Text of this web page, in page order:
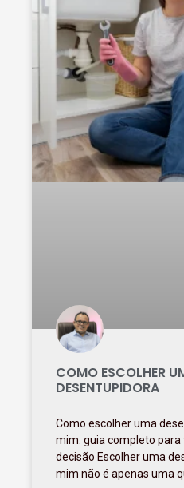
COMO ESCOLHER
DESENTUPIDORA
Como escolher uma
mim: guia completo
decisão Escolher uma
mim não é apenas uma